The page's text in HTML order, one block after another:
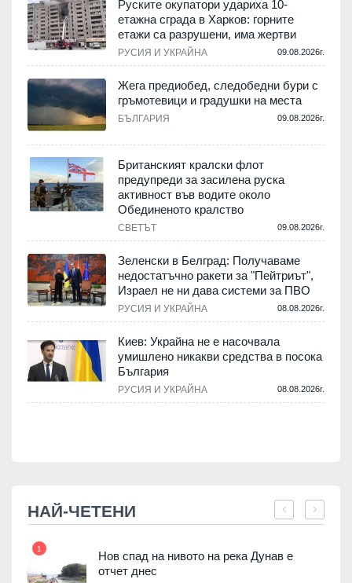
Руските окупатори удариха 10-
етажна сграда в Харков: горните
етажи са разрушени, има жертви
РУСИЯ И УКРАЙНА 09.08.2026г.
Жега предиобед, следобедни бури с
гръмотевици и градушки на места
БЪЛГАРИЯ 09.08.2026г.
Британският кралски флот
предупреди за засилена руска
активност във водите около
Обединеното кралство
СВЕТЪТ 09.08.2026г.
Зеленски в Белград: Получаваме
недостатъчно ракети за "Пейтриът",
Израел не ни дава системи за ПВО
РУСИЯ И УКРАЙНА 08.08.2026г.
Киев: Украйна не е насочвала
умишлено никакви средства в посока
България
РУСИЯ И УКРАЙНА 08.08.2026г.
НАЙ-ЧЕТЕНИ
1
Нов спад на нивото на река Дунав е
отчет днес